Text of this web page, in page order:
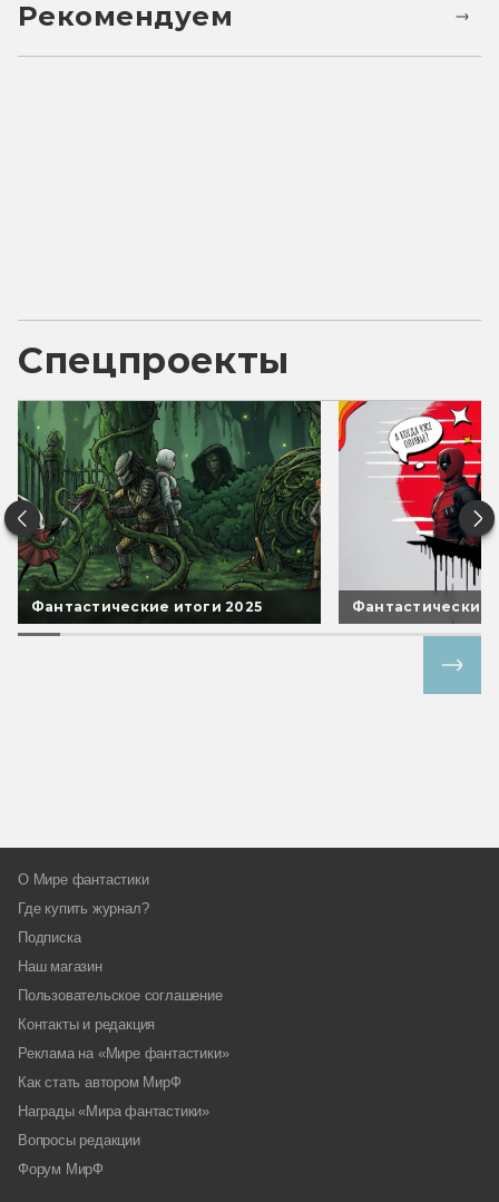
Рекомендуем
Спецпроекты
Фантастические итоги 2025 Фантастические
О Мире фантастики
Где купить журнал?
Подписка
Наш магазин
Пользовательское соглашение
Контакты и редакция
Реклама на «Мире фантастики»
Как стать автором МирФ
Награды «Мира фантастики»
Вопросы редакции
Форум МирФ